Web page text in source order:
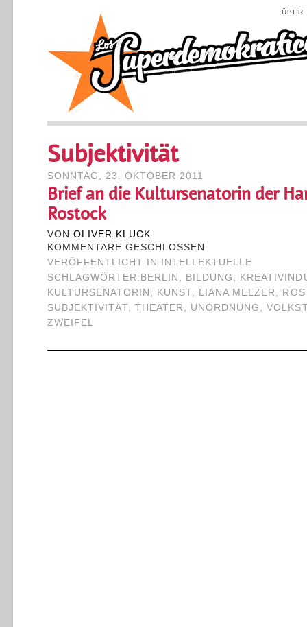
ÜBER
Subjektivität
SONNTAG, 23. OKTOBER 2011
Brief an die Kultursenatorin der
Rostock
VON OLIVER KLUCK
KOMMENTARE GESCHLOSSEN
VERÖFFENTLICHT IN
INTELLEKTUELLE
SCHLAGWÖRTER: BERLIN , BILDUNG ,
KULTURSENATORIN , KUNST, LIANA MELZER ,
SUBJEKTIVITÄT, THEATER , UNORDNUNG ,
ZWEIFEL